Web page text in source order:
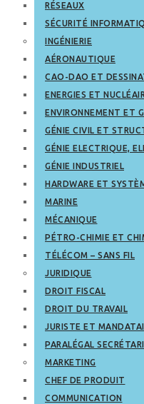
RÉSEAUX
SÉCURITÉ
INGÉNIERIE
AÉRONAUTIQUE
CAO-DAO ET
ENERGIES ET
ENVIRONNEMENT ET
GÉNIE CIVIL ET
GÉNIE ELECTRIQUE,
GÉNIE INDUSTRIEL
HARDWARE ET
MARINE
MÉCANIQUE
PÉTRO-CHIMIE ET
TÉLÉCOM – SANS FIL
JURIDIQUE
DROIT FISCAL
DROIT DU TRAVAIL
JURISTE ET
PARALÉGAL
MARKETING
CHEF DE PRODUIT
COMMUNICATION